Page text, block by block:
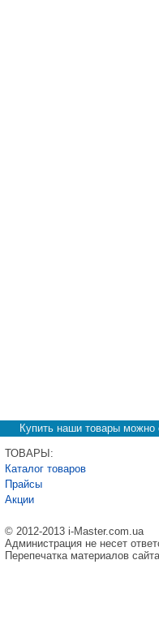
Купить наши товары можно
ТОВАРЫ:
Каталог товаров
Прайсы
Акции
© 2012-2013 i-Master.com.ua
Администрация не несет
Перепечатка материалов